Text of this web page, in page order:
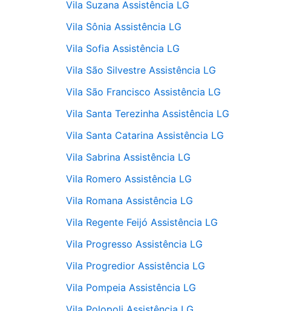
Vila Suzana Assistência LG
Vila Sônia Assistência LG
Vila Sofia Assistência LG
Vila São Silvestre Assistência LG
Vila São Francisco Assistência LG
Vila Santa Terezinha Assistência LG
Vila Santa Catarina Assistência LG
Vila Sabrina Assistência LG
Vila Romero Assistência LG
Vila Romana Assistência LG
Vila Regente Feijó Assistência LG
Vila Progresso Assistência LG
Vila Progredior Assistência LG
Vila Pompeia Assistência LG